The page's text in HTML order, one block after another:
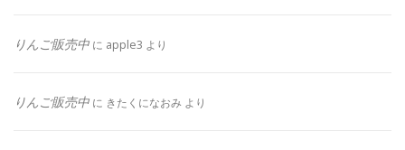
りんご販売中 に apple3 より
りんご販売中 に きたくになおみ より